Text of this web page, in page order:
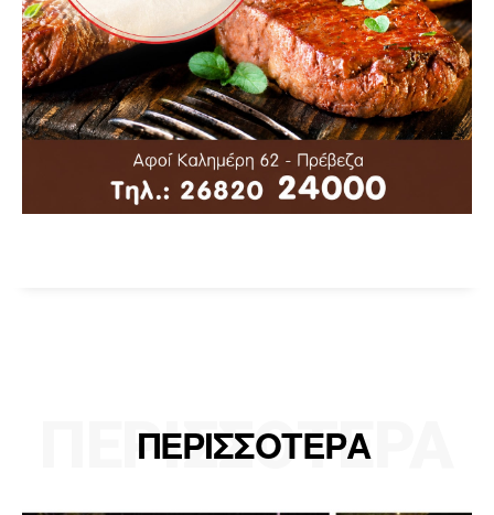
ΠΕΡΙΣΣΟΤΕΡΑ
ΠΕΡΙΣΣΟΤΕΡΑ